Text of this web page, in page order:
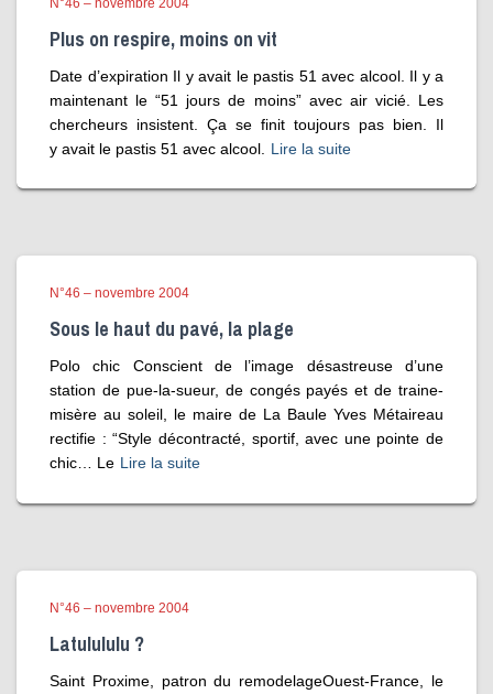
N°46 – novembre 2004
Plus on respire, moins on vit
Date d’expiration Il y avait le pastis 51 avec alcool. Il y a
maintenant le “51 jours de moins” avec air vicié. Les
chercheurs insistent. Ça se finit toujours pas bien. Il
y avait le pastis 51 avec alcool.
Lire la suite
N°46 – novembre 2004
Sous le haut du pavé, la plage
Polo chic Conscient de l’image désastreuse d’une
station de pue-la-sueur, de congés payés et de traine-
misère au soleil, le maire de La Baule Yves Métaireau
rectifie : “Style décontracté, sportif, avec une pointe de
chic… Le Lire la suite
N°46 – novembre 2004
Latulululu ?
Saint Proxime, patron du remodelageOuest-France, le